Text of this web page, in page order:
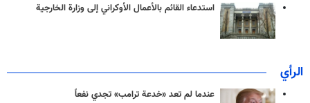
استدعاء القائم بالأعمال الأوكراني إلى وزارة الخارجية
الرأي
عندما لم تعد «خدعة ترامب» تجدي نفعاً